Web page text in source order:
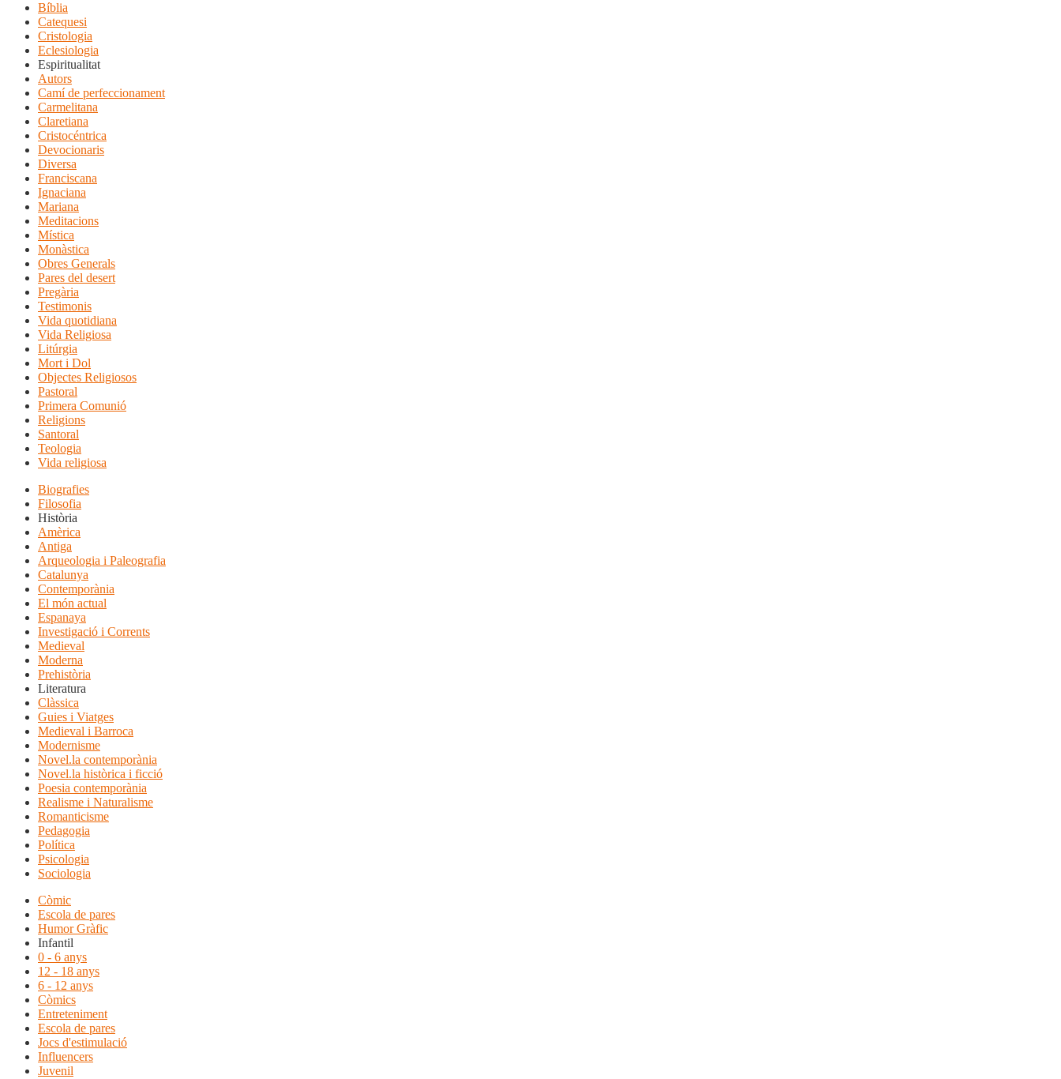
Bíblia
Catequesi
Cristologia
Eclesiologia
Espiritualitat
Autors
Camí de perfeccionament
Carmelitana
Claretiana
Cristocéntrica
Devocionaris
Diversa
Franciscana
Ignaciana
Mariana
Meditacions
Mística
Monàstica
Obres Generals
Pares del desert
Pregària
Testimonis
Vida quotidiana
Vida Religiosa
Litúrgia
Mort i Dol
Objectes Religiosos
Pastoral
Primera Comunió
Religions
Santoral
Teologia
Vida religiosa
Biografies
Filosofia
Història
Amèrica
Antiga
Arqueologia i Paleografia
Catalunya
Contemporània
El món actual
Espanaya
Investigació i Corrents
Medieval
Moderna
Prehistòria
Literatura
Clàssica
Guies i Viatges
Medieval i Barroca
Modernisme
Novel.la contemporània
Novel.la històrica i ficció
Poesia contemporània
Realisme i Naturalisme
Romanticisme
Pedagogia
Política
Psicologia
Sociologia
Còmic
Escola de pares
Humor Gràfic
Infantil
0 - 6 anys
12 - 18 anys
6 - 12 anys
Còmics
Entreteniment
Escola de pares
Jocs d'estimulació
Influencers
Juvenil